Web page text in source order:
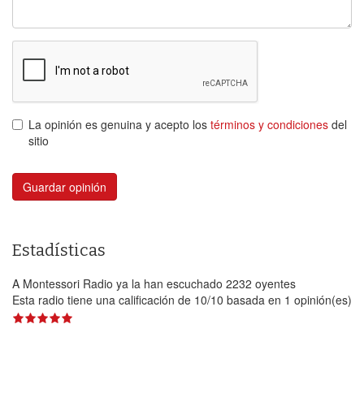
La opinión es genuina y acepto los términos y condiciones del
sitio
Guardar opinión
Estadísticas
A Montessori Radio ya la han escuchado 2232 oyentes
Esta radio tiene una calificación de 10/10 basada en 1 opinión(es)